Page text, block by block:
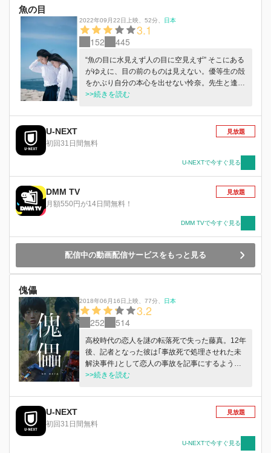
魚の目
2022年09月22日上映 52分 日本
3.1
152 445
“魚の目に水見えず人の目に空見えず” そこにある
がゆえに、目の前のものは見えない。優等生の殻
をかぶり自分の本心を出せない怜奈。先生と逢瀬
を重ねる自由奔放な海。振り向かない幼馴染にシ
幸せを願う理。焦げつく恋の視線をぶつけるあか
り。弱さを抱え、狭い水槽の中でもがき生きる彼
女たちの青春群像劇。 －私たちはまだ、弱さを
>>続きを読む
U-NEXT
初回31日間無料
見放題
U-NEXTで今すぐ見る
DMM TV
月額550円が14日間無料！
見放題
DMM TVで今すぐ見る
配信中の動画配信サービスをもっと見る
傀儡
2018年06月16日上映 77分 日本
3.2
252 514
高校時代の恋人を謎の転落死で失った藤真。12年
後、記者となった彼は｢事故死で処理させれた未
解決事件｣として恋人の事故を記事にするよう上
司から命じられる。調査のために彼女が住んでい
いた男が彼女の遺族と共に暮らしているという、
>>続きを読む
U-NEXT
初回31日間無料
見放題
U-NEXTで今すぐ見る